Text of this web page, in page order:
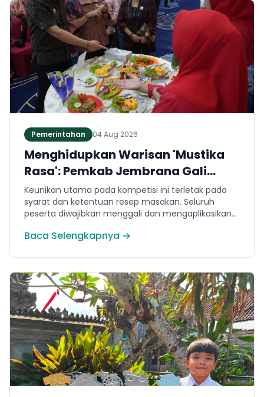
Pemerintahan 04 Aug 2026
Menghidupkan Warisan 'Mustika
Rasa': Pemkab Jembrana Gali
Keteladanan Bung Karno Lewat
Lomba Cipta Menu Kuliner
Keunikan utama pada kompetisi ini terletak pada
syarat dan ketentuan resep masakan. Seluruh
peserta diwajibkan menggali dan mengaplikasikan
Mustika Rasa—buku kumpulan resep Nusantara
Indonesia, Ir. Soekarno. Melalui panduan resep
historis tersebut, para peserta berhasil
menghidangkan berbagai kreasi olahan pangan
lokal yang tidak hanya lezat tetapi juga bergizi,
beragam, aman dan seimbang.
Baca Selengkapnya →